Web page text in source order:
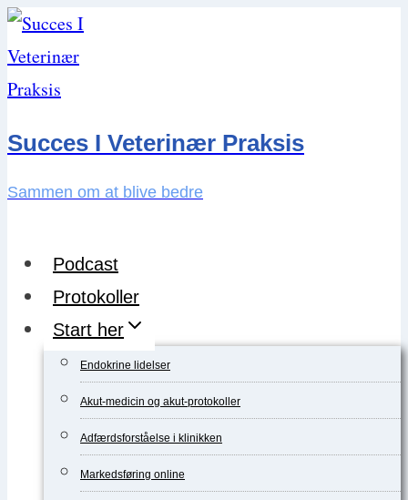
Skip
to
content
Succes I Veterinær Praksis
Sammen om at blive bedre
Podcast
Protokoller
Start her
Endokrine lidelser
Akut-medicin og akut-protokoller
Adfærdsforståelse i klinikken
Markedsføring online